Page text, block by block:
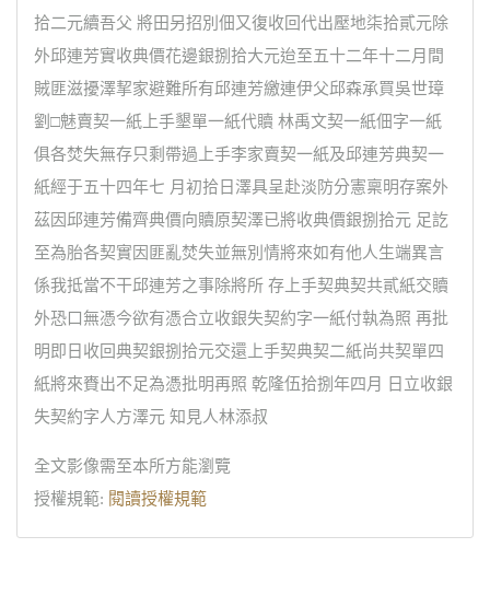
拾二元續吾父 將田另招別佃又復收回代出壓地柒拾貳元除
外邱連芳實收典價花邊銀捌拾大元迨至五十二年十二月間
賊匪滋擾澤挈家避難所有邱連芳繳連伊父邱森承買吳世璋
劉□魅賣契一紙上手墾單一紙代贖 林禹文契一紙佃字一紙
俱各焚失無存只剩帶過上手李家賣契一紙及邱連芳典契一
紙經于五十四年七 月初拾日澤具呈赴淡防分憲稟明存案外
茲因邱連芳備齊典價向贖原契澤已將收典價銀捌拾元 足訖
至為胎各契實因匪亂焚失並無別情將來如有他人生端異言
係我抵當不干邱連芳之事除將所 存上手契典契共貳紙交贖
外恐口無憑今欲有憑合立收銀失契約字一紙付執為照 再批
明即日收回典契銀捌拾元交還上手契典契二紙尚共契單四
紙將來賚出不足為憑批明再照 乾隆伍拾捌年四月 日立收銀
失契約字人方澤元 知見人林添叔
全文影像需至本所方能瀏覽
授權規範: 閱讀授權規範